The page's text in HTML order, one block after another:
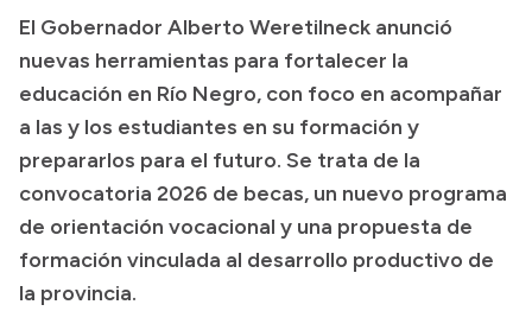
Boletín Oficial
Compras y licitaciones
Consulta de expedientes
Consulta de pago a proveedores
Convocatorias
Intranet
El Gobernador Alberto Weretilneck anunció
nuevas herramientas para fortalecer la
educación en Río Negro, con foco en acompañar
a las y los estudiantes en su formación y
prepararlos para el futuro. Se trata de la
convocatoria 2026 de becas, un nuevo programa
de orientación vocacional y una propuesta de
formación vinculada al desarrollo productivo de
la provincia.